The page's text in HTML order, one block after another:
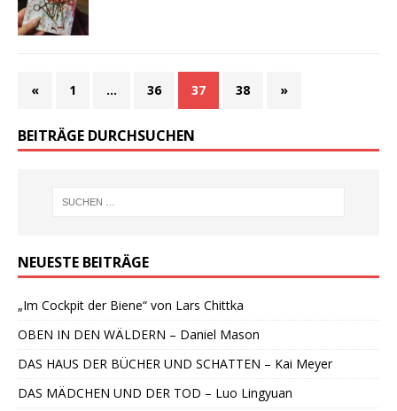
« 1 … 36 37 38 »
BEITRÄGE DURCHSUCHEN
NEUESTE BEITRÄGE
„Im Cockpit der Biene“ von Lars Chittka
OBEN IN DEN WÄLDERN – Daniel Mason
DAS HAUS DER BÜCHER UND SCHATTEN – Kai Meyer
DAS MÄDCHEN UND DER TOD – Luo Lingyuan